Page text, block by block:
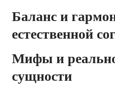
Баланс и
естественной
Мифы и
сущности